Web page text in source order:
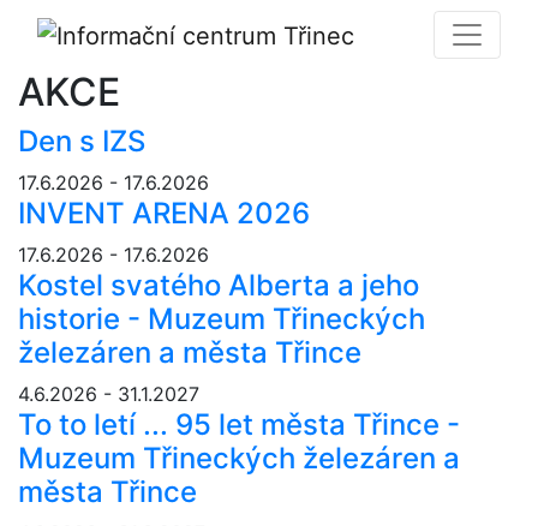
AKCE
Den s IZS
17.6.2026 - 17.6.2026
INVENT ARENA 2026
17.6.2026 - 17.6.2026
Kostel svatého Alberta a jeho
historie - Muzeum Třineckých
železáren a města Třince
4.6.2026 - 31.1.2027
To to letí ... 95 let města Třince -
Muzeum Třineckých železáren a
města Třince